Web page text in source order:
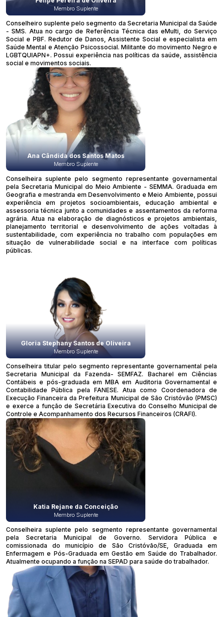
Membro Suplente
Conselheiro suplente pelo segmento da Secretaria Municipal da Saúde
- SMS. Atua no cargo de Referência Técnica das eMulti, do Serviço
Social e PBF. Redutor de Danos, Assistente Social e especialista em
Saúde Mental e Atenção Psicossocial. Militante do movimento Negro e
LGBTQUIAPN+. Possui experiência nas políticas da saúde, assistência
social e movimentos sociais.
Ana Cândida dos Santos Matos
Membro Suplente
Conselheira suplente pelo segmento representante governamental
pela Secretaria Municipal do Meio Ambiente - SEMMA. Graduada em
Geografia e mestranda em Desenvolvimento e Meio Ambiente, possui
experiência em projetos socioambientais, educação ambiental e
assessoria técnica junto a comunidades e assentamentos da reforma
agrária. Atua na elaboração de diagnósticos e projetos ambientais,
planejamento territorial e desenvolvimento de ações voltadas à
sustentabilidade, com experiência no trabalho com populações em
situação de vulnerabilidade social e na interface com políticas
públicas.
Gloria Stephany Santos de Oliveira
Membro Suplente
Conselheira titular pelo segmento representante governamental pela
Secretaria Municipal da Fazenda- SEMFAZ. Bacharel em Ciências
Contábeis e pós-graduada em MBA em Auditoria Governamental e
Contabilidade Pública pela FANESE. Atua como Coordenadora de
Execução Financeira da Prefeitura Municipal de São Cristóvão (PMSC)
e exerce a função de Secretária Executiva do Conselho Municipal de
Controle e Acompanhamento dos Recursos Financeiros (CRAFI).
Katia Rejane da Conceição
Membro Suplente
Conselheira suplente pelo segmento representante governamental
pela Secretaria Municipal de Governo. Servidora Pública e
comissionada do município de São Cristóvão/SE, Graduada em
Enfermagem e Pós-Graduada em Gestão em Saúde do Trabalhador.
Atualmente ocupando a função na SEPAD para saúde do trabalhador.